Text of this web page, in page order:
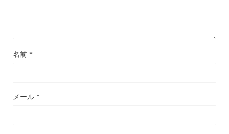
名前 *
メール *